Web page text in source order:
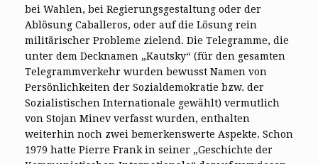
bei Wahlen, bei Regierungsgestaltung oder der
Ablösung Caballeros, oder auf die Lösung rein
militärischer Probleme zielend. Die Telegramme, die
unter dem Decknamen „Kautsky“ (für den gesamten
Telegrammverkehr wurden bewusst Namen von
Persönlichkeiten der Sozialdemokratie bzw. der
Sozialistischen Internationale gewählt) vermutlich
von Stojan Minev verfasst wurden, enthalten
weiterhin noch zwei bemerkenswerte Aspekte. Schon
1979 hatte Pierre Frank in seiner „Geschichte der